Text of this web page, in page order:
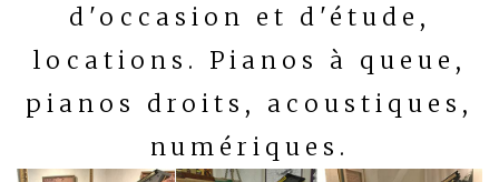
d'occasion et d'étude,
locations. Pianos à queue,
pianos droits, acoustiques,
numériques.